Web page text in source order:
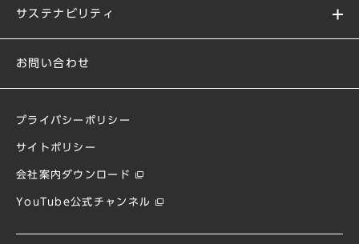
サステナビリティ
お問い合わせ
プライバシーポリシー
サイトポリシー
会社案内ダウンロード
YouTube公式チャンネル